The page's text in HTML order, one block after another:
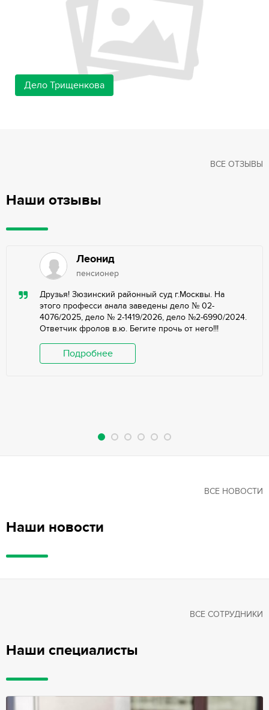
Дело Трищенкова
Наши отзывы
ВСЕ ОТЗЫВЫ
Леонид
пенсионер
Друзья! Зюзинский районный суд г.Москвы. На
этого професси анала заведены дело № 02-
4076/2025, дело № 2-1419/2026, дело №2-6990/2024.
Ответчик фролов в.ю. Бегите прочь от него!!!
Подробнее
Наши новости
ВСЕ НОВОСТИ
Наши специалисты
ВСЕ СОТРУДНИКИ